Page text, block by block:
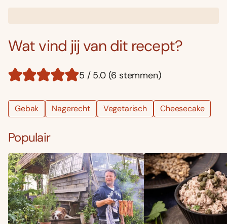
Wat vind jij van dit recept?
5 / 5.0 (6 stemmen)
Gebak Nagerecht Vegetarisch Cheesecake
Populair